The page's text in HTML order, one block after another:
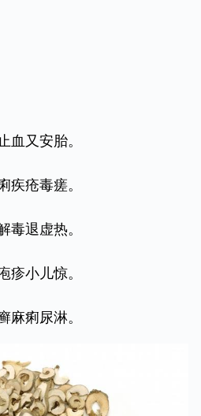
血又安胎。
疾疮毒瘥。
毒退虚热。
疹小儿惊。
麻痢尿淋。